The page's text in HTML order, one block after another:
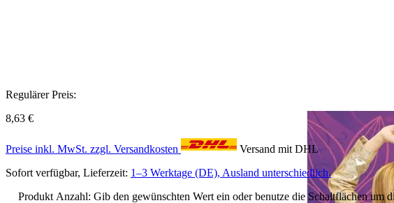
Regulärer Preis:
8,63 €
Preise inkl. MwSt. zzgl. Versandkosten
Versand mit DHL
Sofort verfügbar, Lieferzeit: 1–3 Werktage (DE), Ausland unterschiedlich.
Produkt Anzahl: Gib den gewünschten Wert ein oder benutze die Schaltflächen um